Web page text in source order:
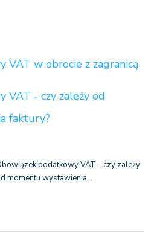
VAT w obrocie z zagranicą
VAT - czy zależy od
faktury?
podatkowy VAT - czy zależy
momentu wystawienia…